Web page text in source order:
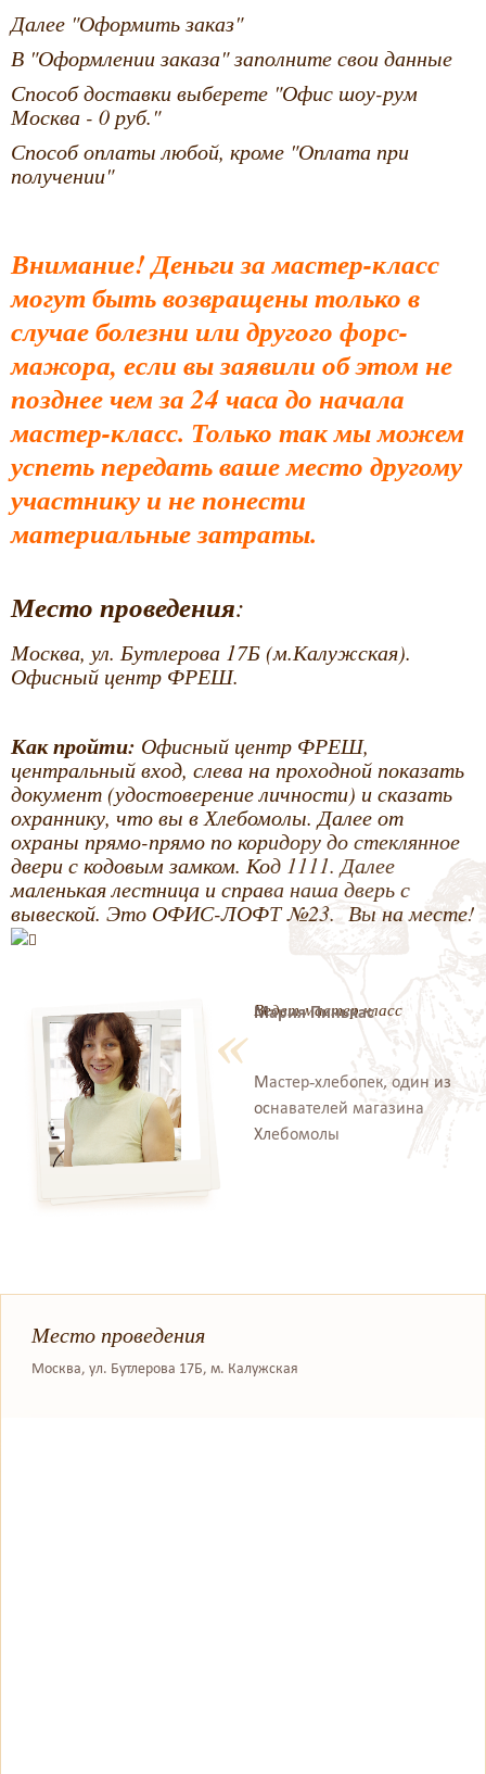
Далее "Оформить заказ"
В "Оформлении заказа" заполните свои данные
Способ доставки выберете "Офис шоу-рум
Москва - 0 руб."
Способ оплаты любой, кроме "Оплата при
получении"
Внимание! Деньги за мастер-класс
могут быть возвращены только в
случае болезни или другого форс-
мажора, если вы заявили об этом не
позднее чем за 24 часа до начала
мастер-класс. Только так мы можем
успеть передать ваше место другому
участнику и не понести
материальные затраты.
Место проведения:
Москва, ул. Бутлерова 17Б (м.Калужская).
Офисный центр ФРЕШ.
Как пройти: Офисный центр ФРЕШ,
центральный вход, слева на проходной показать
документ (удостоверение личности) и сказать
охраннику, что вы в Хлебомолы. Далее от
охраны прямо-прямо по коридору до стеклянное
двери с кодовым замком. Код 1111. Далее
маленькая лестница и справа наша дверь с
вывеской. Это ОФИС-ЛОФТ №23. Вы на месте!
Ведет мастер класс
Мария Пинькас
Мастер-хлебопек, один из
оснавателей магазина
Хлебомолы
Место проведения
Москва, ул. Бутлерова 17Б, м. Калужская